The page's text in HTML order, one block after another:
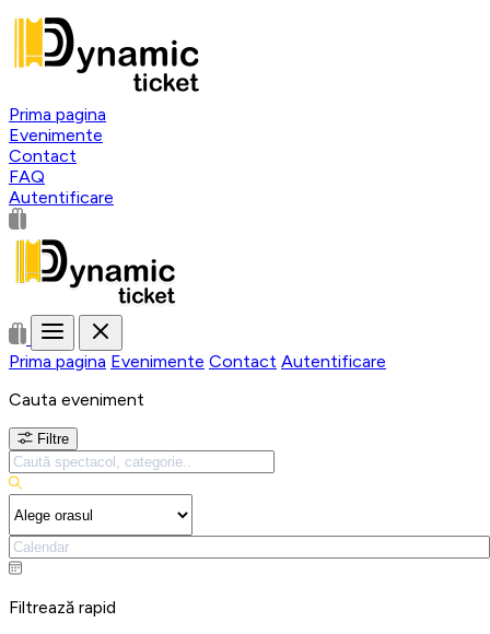
Prima pagina
Evenimente
Contact
FAQ
Autentificare
Prima pagina Evenimente Contact Autentificare
Cauta eveniment
Filtre
Filtrează rapid